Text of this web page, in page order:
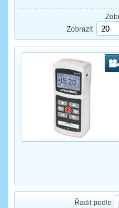
Zobrazit
Řadit podle